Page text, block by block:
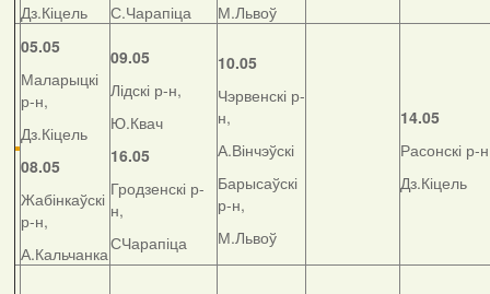
Дз.Кіцель
С.Чарапіца
М.Львоў
05.05
Маларыцкі
р-н,
Дз.Кіцель
08.05
Жабінкаўскі
р-н,
А.Кальчанка
09.05
Лідскі р-н,
Ю.Квач
16.05
Гродзенскі р-
н,
СЧарапіца
10.05
Чэрвенскі р-
н,
А.Вінчэўскі
Барысаўскі
р-н,
М.Львоў
14.05
Расонскі р-
Дз.Кіцель